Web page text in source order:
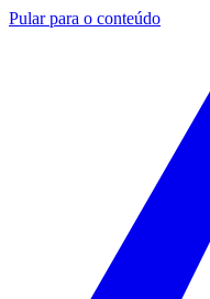
Pular para o conteúdo